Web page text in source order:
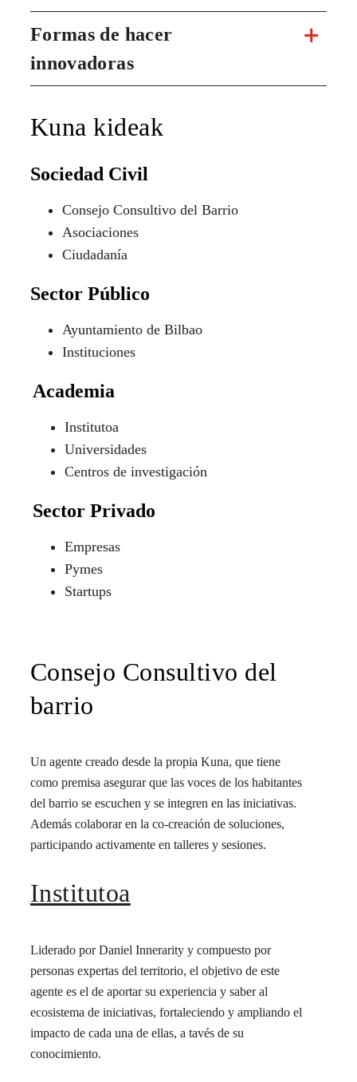
Formas de hacer
innovadoras
Kuna kideak
Sociedad Civil
Consejo Consultivo del Barrio
Asociaciones
Ciudadanía
Sector Público
Ayuntamiento de Bilbao
Instituciones
Academia
Institutoa
Universidades
Centros de investigación
Sector Privado
Empresas
Pymes
Startups
Consejo Consultivo del
barrio
Un agente creado desde la propia Kuna, que tiene
como premisa asegurar que las voces de los habitantes
del barrio se escuchen y se integren en las iniciativas.
Además colaborar en la co-creación de soluciones,
participando activamente en talleres y sesiones.
Institutoa
Liderado por Daniel Innerarity y compuesto por
personas expertas del territorio, el objetivo de este
agente es el de aportar su experiencia y saber al
ecosistema de iniciativas, fortaleciendo y ampliando el
impacto de cada una de ellas, a tavés de su
conocimiento.